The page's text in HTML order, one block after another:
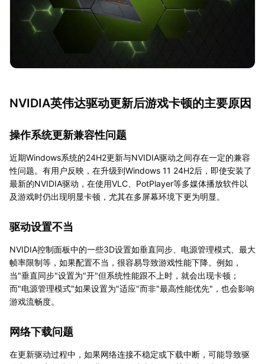
NVIDIA英伟达驱动更新后游戏卡顿的主要原因
操作系统更新兼容性问题
近期Windows系统的24H2更新与NVIDIA驱动之间存在一定的兼容
性问题。有用户反映，在升级到Windows 11 24H2后，即使安装了
最新的NVIDIA驱动，在使用VLC、PotPlayer等多媒体播放软件以
及游戏时仍出现明显卡顿，尤其在多屏幕环境下更为明显。
驱动设置不当
NVIDIA控制面板中的一些3D设置如垂直同步、电源管理模式、最大
帧率限制等，如果配置不当，很容易导致游戏性能下降。例如，
当"垂直同步"设置为"开"但系统性能跟不上时，就会出现卡顿；
而"电源管理模式"如果设置为"适应"而非"最高性能优先"，也会影响
游戏流畅度。
网络下载问题
在更新驱动过程中，如果网络连接不稳定或下载中断，可能导致驱